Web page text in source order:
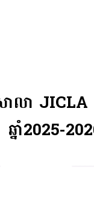
លា JICLA
ឆ្នាំ2025-